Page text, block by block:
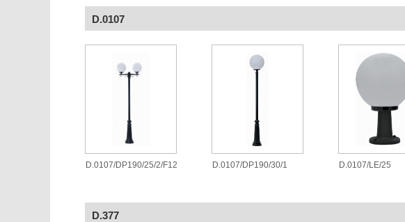
D.0107
D.0107/DP190/25/2/F12 D.0107/DP190/30/1 D.0107/LE/25
D.377